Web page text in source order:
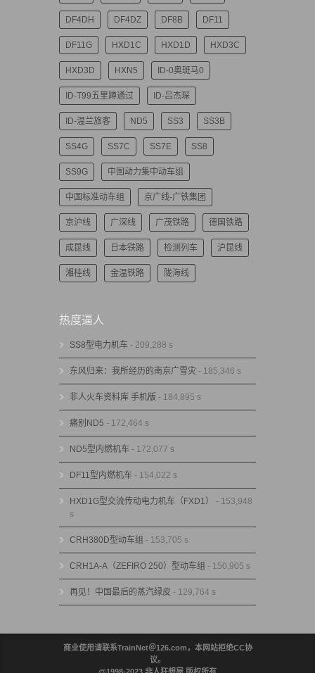
DF4DH DF4DZ DF8B DF11
DF11G HXD1C HXD1D HXD3C
HXD3D HXN5 ID-0奥斑马0
ID-T99五里蹲通过 ID-吕杰琛
ID-温兰旅客 ND5 SS3 SS3B
SS4G SS7C SS7E SS8
SS9G 中国动力集中动车组
中国标准动车组 京广线-广铁集团
京沪线 广深线 广茂铁路 德国铁路
成昆线 日本铁路 检测列车 沪昆线
湘桂线 金温铁路 陇海线
热度逼人
SS8型电力机车 - 209,288 s
东风归来：我所经历的南京广雪灾 - 185,346 s
非人火车资料库 手机版 - 184,895 s
痛别ND5 - 172,464 s
ND5型内燃机车 - 172,077 s
DF11型内燃机车 - 154,022 s
HXD1G型交流传动电力机车（FXD1）
- 153,948
s
CRH380D型动车组 - 153,705 s
CRH1A-A（ZEFIRO 250）型动车组 - 150,905 s
再见！中国最后的蒸汽绿皮 - 129,764 s
商业使用请联系TrainNet＠126.com，本网站拒绝CC协
议。
@1998-2023 非人狂想屋 版权所有